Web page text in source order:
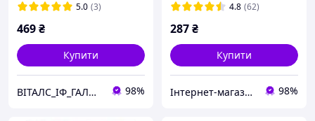
5.0 (3)
469₴
Купити
ВІТАЛС_ІФ_ГАЛИЦЬКА 98%
4.8 (62)
287₴
Купити
Інтернет-магазин "Сад і Дача" 98%